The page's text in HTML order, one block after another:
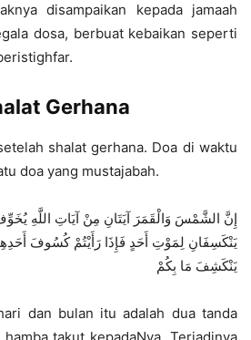
disampaikan kepada jamaah
dosa, berbuat kebaikan seperti
Gerhana
shalat gerhana. Doa di waktu
doa yang mustajabah.
إِنَّ الشَّمْسَ وَالْقَمَرَ آيَتَانِ مِنْ آيَاتِ اللَّهِ يُخَوِّفُ
يَنْكَسِفَانِ لِمَوْتِ أَحَدٍ فَإِذَا رَأَيْتُمْ كُسُوفَ
يَنْكَشِفَ مَا بِكُمْ
dan bulan itu adalah dua tanda